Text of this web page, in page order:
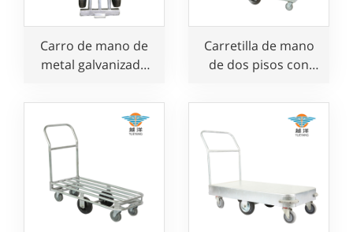
Carro de mano de
metal galvanizado
transporte de
mercancías en la
construcción
Carretilla de mano
de dos pisos con
resistente y 6
ruedas para
comercios y